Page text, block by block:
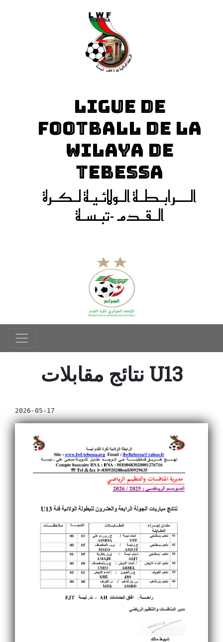
LIGUE DE
FOOTBALL DE LA
WILAYA DE
TEBESSA
الـــرابـطـة الـولائـيـة لـكـرة
الـقـدم -تبـسـة
نتائج مقابلات U13
2026-05-17